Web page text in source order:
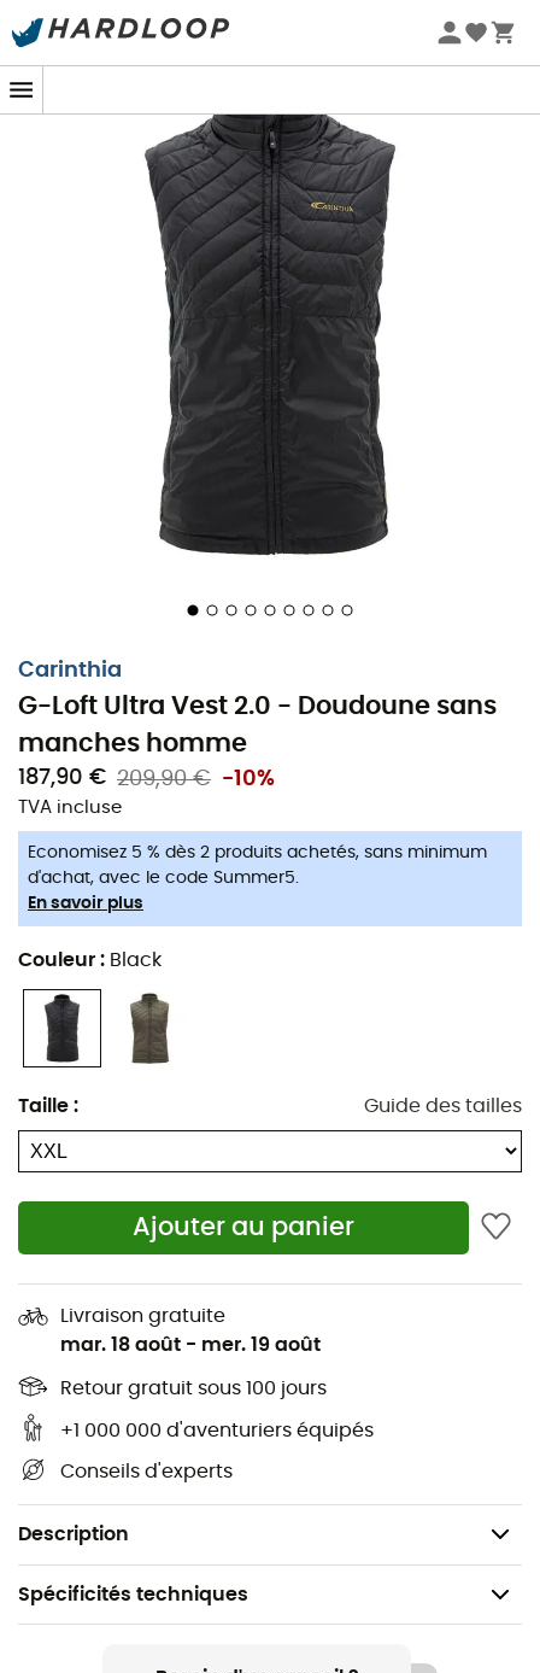
Promos d'été 🔥 -5 % EXTRA dès 2 produits* code Summer5
-5% Extra - Code Summer5
Carinthia
G-Loft Ultra Vest 2.0 - Doudoune sans
manches homme
187,90 € 209,90 € -10%
TVA incluse
Economisez 5 % dès 2 produits achetés, sans minimum
d'achat, avec le code Summer5.
En savoir plus
Couleur : Black
Taille : Guide des tailles
Ajouter au panier
Livraison gratuite
mar. 18 août - mer. 19 août
Retour gratuit sous 100 jours
+1 000 000 d'aventuriers équipés
Conseils d'experts
Description
La doudoune ultra pratique
Bénéficiant de tout le savoir-faire de la marque
autrichienne
optimisée
, un design amélioré et bien entendu la
en seconde couche ou porté seul grâce à sa
respirabilité, son faible encombrement et sa forte
isolation. La veste passe-partout pour vous suivre de
partout.
Col matelassé avec rembourrage G-LOFT®.
Inserts extensibles dans le dos pour une liberté de
mouvement optimale
Coupe ajustée
2 poches extérieures
Boucle pour écouteurs ou câbles
1 poche Napoléon à l'intérieur gauche
Rangement par la solution sac à dos intégrée
(poche extérieure gauche)
Poids : 275 g en taille M
Spécificités techniques